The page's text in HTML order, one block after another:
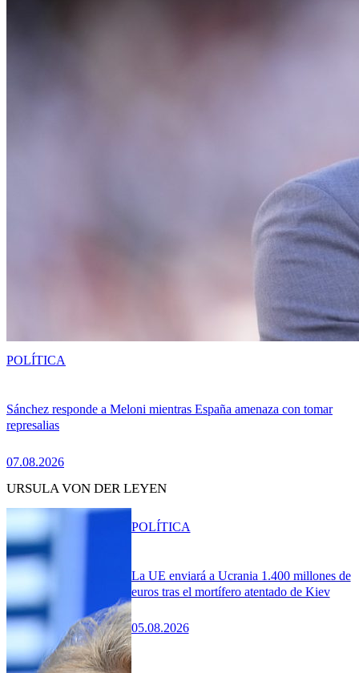
Sánchez responde a Meloni mientras España amenaza con tomar
represalias
07.08.2026
POLÍTICA
URSULA VON DER LEYEN
La UE enviará a Ucrania 1.400 millones de
euros tras el mortífero atentado de Kiev
05.08.2026
POLÍTICA